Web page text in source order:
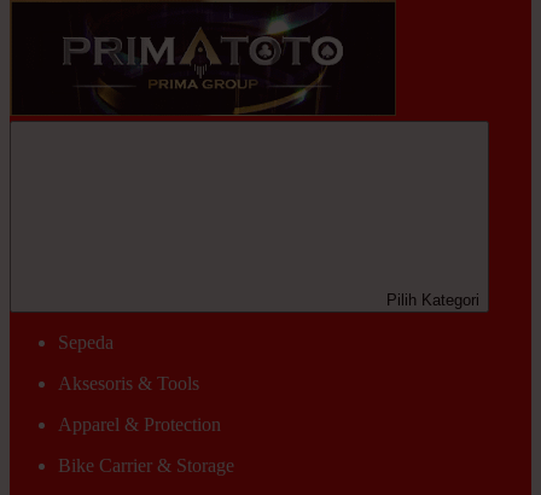
Pilih Kategori
Sepeda
Aksesoris & Tools
Apparel & Protection
Bike Carrier & Storage